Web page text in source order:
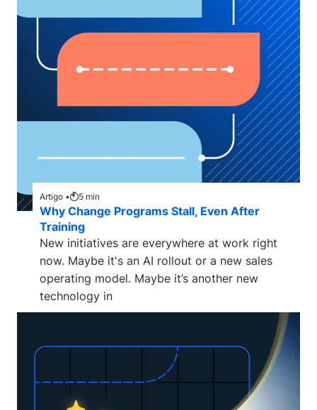
Artigo • 5 min
Why Change Programs Stall, Even After
Training
New initiatives are everywhere at work right
now. Maybe it's an AI rollout or a new sales
operating model. Maybe it’s another new
technology in